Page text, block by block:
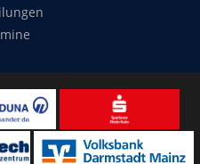
. Alle Rechte vorbehalten.